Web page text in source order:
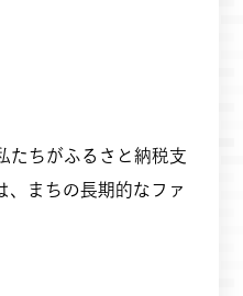
たちがふるさと納税支
、まちの長期的なファ